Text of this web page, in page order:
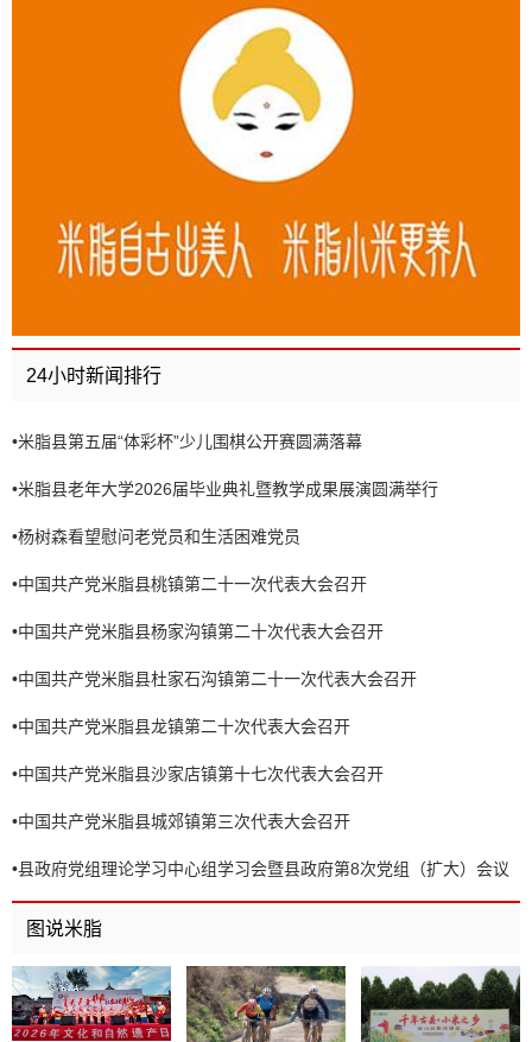
24小时新闻排行
•米脂县第五届“体彩杯”少儿围棋公开赛圆满落幕
•米脂县老年大学2026届毕业典礼暨教学成果展演圆满举行
•杨树森看望慰问老党员和生活困难党员
•中国共产党米脂县桃镇第二十一次代表大会召开
•中国共产党米脂县杨家沟镇第二十次代表大会召开
•中国共产党米脂县杜家石沟镇第二十一次代表大会召开
•中国共产党米脂县龙镇第二十次代表大会召开
•中国共产党米脂县沙家店镇第十七次代表大会召开
•中国共产党米脂县城郊镇第三次代表大会召开
•县政府党组理论学习中心组学习会暨县政府第8次党组（扩大）会议
召开
图说米脂